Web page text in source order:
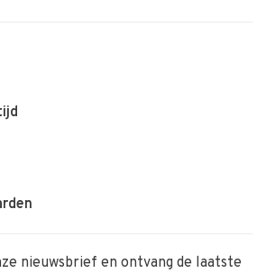
nieuwsbrief en ontvang de laatste